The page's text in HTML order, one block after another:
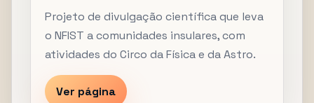
Projeto de divulgação científica que leva
o NFIST a comunidades insulares, com
atividades do Circo da Física e da Astro.
Ver página